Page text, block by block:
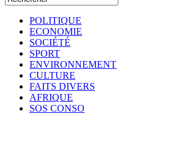
POLITIQUE
ECONOMIE
SOCIÉTÉ
SPORT
ENVIRONNEMENT
CULTURE
FAITS DIVERS
AFRIQUE
SOS CONSO